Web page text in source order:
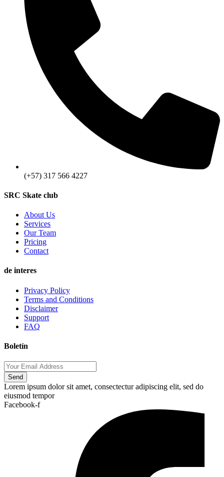
(+57) 317 566 4227
SRC Skate club
About Us
Services
Our Team
Pricing
Contact
de interes
Privacy Policy
Terms and Conditions
Disclaimer
Support
FAQ
Boletín
Send
Lorem ipsum dolor sit amet, consectectur adipiscing elit, sed do
eiusmod tempor
Facebook-f